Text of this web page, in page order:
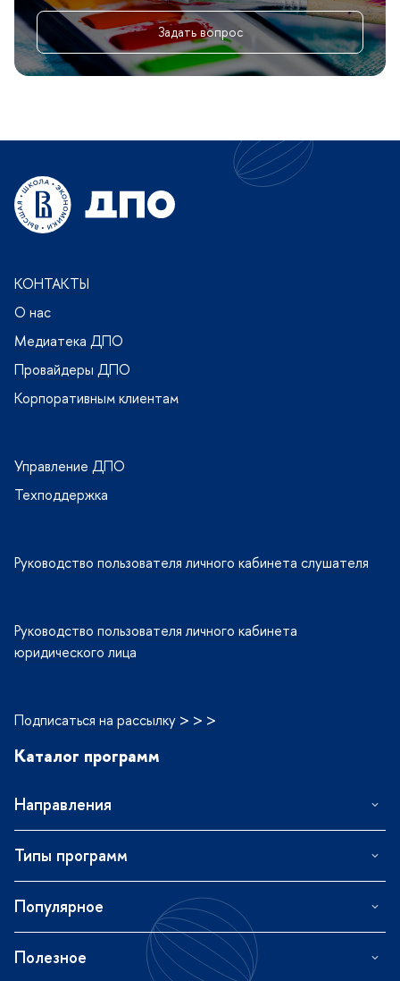
Задать вопрос
КОНТАКТЫ
О нас
Медиатека ДПО
Провайдеры ДПО
Корпоративным клиентам
Управление ДПО
Техподдержка
Руководство пользователя личного кабинета слушателя
Руководство пользователя личного кабинета
юридического лица
Подписаться на рассылку > > >
Каталог программ
Направления
Типы программ
Популярное
Полезное